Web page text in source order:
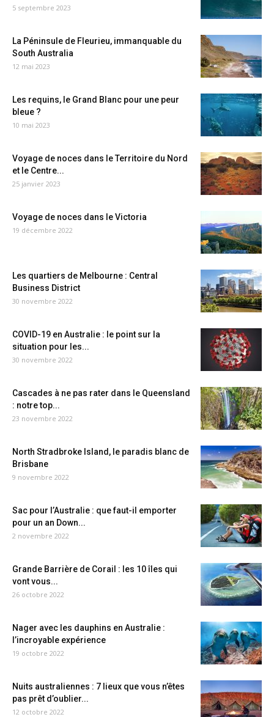
5 septembre 2023
La Péninsule de Fleurieu, immanquable du
South Australia
12 mai 2023
Les requins, le Grand Blanc pour une peur
bleue ?
10 mai 2023
Voyage de noces dans le Territoire du Nord
et le Centre...
25 janvier 2023
Voyage de noces dans le Victoria
19 décembre 2022
Les quartiers de Melbourne : Central
Business District
30 novembre 2022
COVID-19 en Australie : le point sur la
situation pour les...
30 novembre 2022
Cascades à ne pas rater dans le Queensland
: notre top...
23 novembre 2022
North Stradbroke Island, le paradis blanc de
Brisbane
9 novembre 2022
Sac pour l’Australie : que faut-il emporter
pour un an Down...
2 novembre 2022
Grande Barrière de Corail : les 10 îles qui
vont vous...
26 octobre 2022
Nager avec les dauphins en Australie :
l’incroyable expérience
19 octobre 2022
Nuits australiennes : 7 lieux que vous n’êtes
pas prêt d’oublier...
12 octobre 2022